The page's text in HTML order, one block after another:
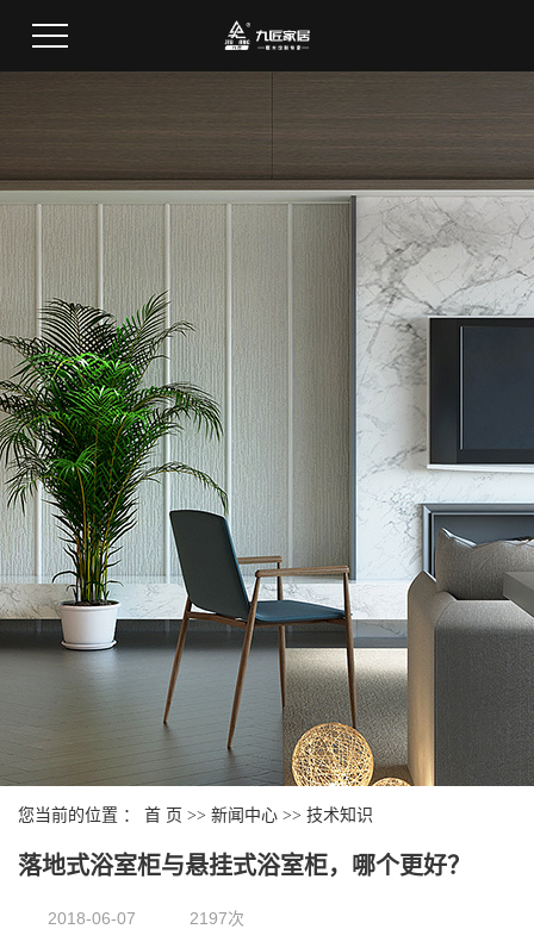
您当前的位置 ： 首 页 >> 新闻中心 >> 技术知识
落地式浴室柜与悬挂式浴室柜，哪个更好？
2018-06-07 2197次